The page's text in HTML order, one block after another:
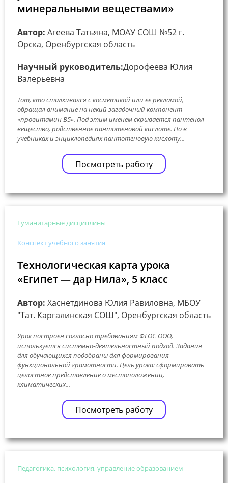
минеральными веществами»
Автор: Агеева Татьяна, МОАУ СОШ №52 г.
Орска, Оренбургская область
Научный руководитель:Дорофеева Юлия
Валерьевна
Тот, кто сталкивался с косметикой или её рекламой,
обращал внимание на некий загадочный компонент -
«провитамин B5». Под этим именем скрывается пантенол -
вещество, родственное пантотеновой кислоте. Но в
учебниках и энциклопедиях пантотеновую кислоту...
Посмотреть работу
Гуманитарные дисциплины
Конспект учебного занятия
Технологическая карта урока
«Египет — дар Нила», 5 класс
Автор: Хаснетдинова Юлия Равиловна, МБОУ
"Тат. Каргалинская СОШ", Оренбургская область
Урок построен согласно требованиям ФГОС ООО,
используется системно-деятельностный подход. Задания
для обучающихся подобраны для формирования
функциональной грамотности. Цель урока: сформировать
целостное представление о местоположении,
климатических...
Посмотреть работу
Педагогика, психология, управление образованием